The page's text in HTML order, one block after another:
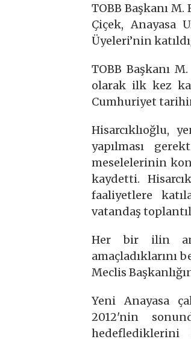
TOBB Başkanı
Çiçek, Anayasa
Üyeleri’nin
TOBB Başkanı
olarak ilk kez
Cumhuriyet
Hisarcıklıoğlu,
yapılması
meselelerinin
kaydetti.
faaliyetlere
vatandaş
Her bir ilin
amaçladıklarını
Meclis
Yeni Anayasa
2012'nin